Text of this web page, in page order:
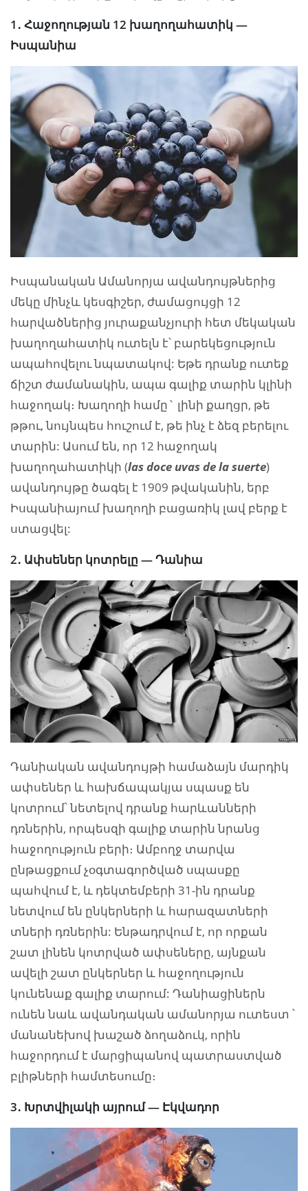
1․ Հաջողության 12 խաղողահատիկ —
Իսպանիա
Իսպանական Ամանորյա ավանդույթներից
մեկը մինչև կեսգիշեր, ժամացույցի 12
հարվածներից յուրաքանչյուրի հետ մեկական
խաղողահատիկ ուտելն է՝ բարեկեցություն
ապահովելու նպատակով: Եթե դրանք ուտեք
ճիշտ ժամանակին, ապա գալիք տարին կլինի
հաջողակ։ Խաղողի համը` լինի քաղցր, թե
թթու, նույնպես հուշում է, թե ինչ է ձեզ բերելու
տարին: Ասում են, որ 12 հաջողակ
խաղողահատիկի (lasdoce uvasdelasuerte)
ավանդույթը ծագել է 1909 թվականին, երբ
Իսպանիայում խաղողի բացառիկ լավ բերք է
ստացվել:
2․ Ափսեներ կոտրելը — Դանիա
Դանիական ավանդույթի համաձայն մարդիկ
ափսեներ և հախճապակյա սպասք են
կոտրում՝ նետելով դրանք հարևանների
դռներին, որպեսզի գալիք տարին նրանց
հաջողություն բերի։ Ամբողջ տարվա
ընթացքում չօգտագործված սպասքը
պահվում է, և դեկտեմբերի 31-ին դրանք
նետվում են ընկերների և հարազատների
տների դռներին: Ենթադրվում է, որ որքան
շատ լինեն կոտրված ափսեները, այնքան
ավելի շատ ընկերներ և հաջողություն
կունենաք գալիք տարում: Դանիացիներն
ունեն նաև ավանդական ամանորյա ուտեստ ՝
մանանեխով խաշած ձողաձուկ, որին
հաջորդում է մարցիպանով պատրաստված
բլիթների համտեսումը։
3․ Խրտվիլակի այրում — Էկվադոր